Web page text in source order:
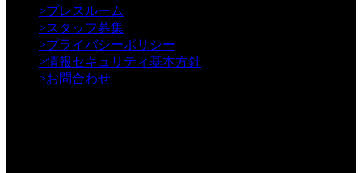
>プレスルーム
>スタッフ募集
>プライバシーポリシー
>情報セキュリティ基本方針
>お問合わせ